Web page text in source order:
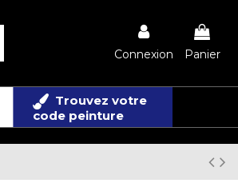
Connexion Panier
Trouvez votre
code peinture